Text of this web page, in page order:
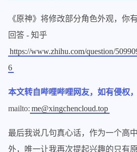
《原神》将修改部分角色外观，你
回答 - 知乎
https://www.zhihu.com/question/
6
本文转自哔哩哔哩网友，如有侵权
mailto: me@xingchencloud.top
最后我说几句真心话，作为一个高
外，唯一让我再次提起兴趣的只有